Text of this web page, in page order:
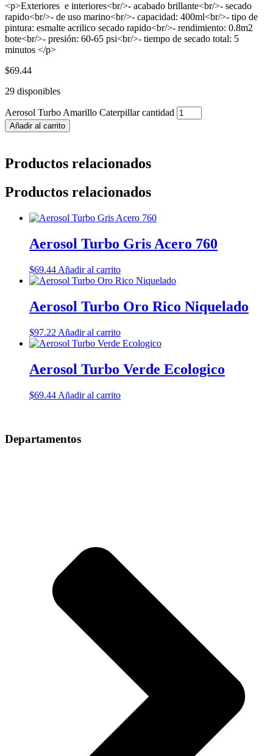
<p>Exteriores e interiores<br/>- acabado brillante<br/>- secado
rapido<br/>- de uso marino<br/>- capacidad: 400ml<br/>- tipo de
pintura: esmalte acrilico secado rapido<br/>- rendimiento: 0.8m2
bote<br/>- presión: 60-65 psi<br/>- tiempo de secado total: 5
minutos </p>
$69.44
29 disponibles
Aerosol Turbo Amarillo Caterpillar cantidad
Añadir al carrito
Productos relacionados
Productos relacionados
Aerosol Turbo Gris Acero 760
$69.44 Añadir al carrito
Aerosol Turbo Oro Rico Niquelado
$97.22 Añadir al carrito
Aerosol Turbo Verde Ecologico
$69.44 Añadir al carrito
Departamentos